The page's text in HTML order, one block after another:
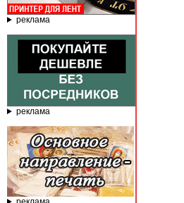
реклама
реклама